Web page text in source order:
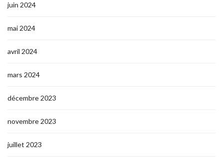
juin 2024
mai 2024
avril 2024
mars 2024
décembre 2023
novembre 2023
juillet 2023